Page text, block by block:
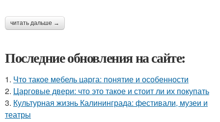
читать дальше →
Последние обновления на сайте:
1. Что такое мебель царга: понятие и особенности
2. Царговые двери: что это такое и стоит ли их покупать
3. Культурная жизнь Калининграда: фестивали, музеи и
театры